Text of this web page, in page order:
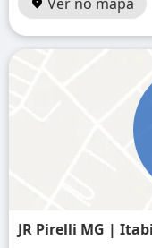
JR Pirelli MG |